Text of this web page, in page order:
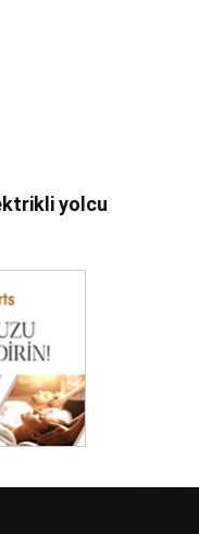
yolcu